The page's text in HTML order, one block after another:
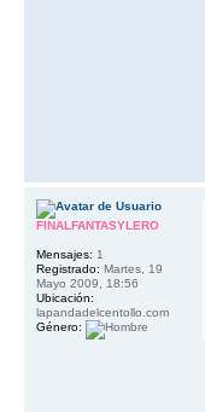
FINALFANTASYLERO
Mensajes: 1
Registrado: Martes, 19
Mayo 2009, 18:56
Ubicación:
lapandadelcentollo.com
Género: